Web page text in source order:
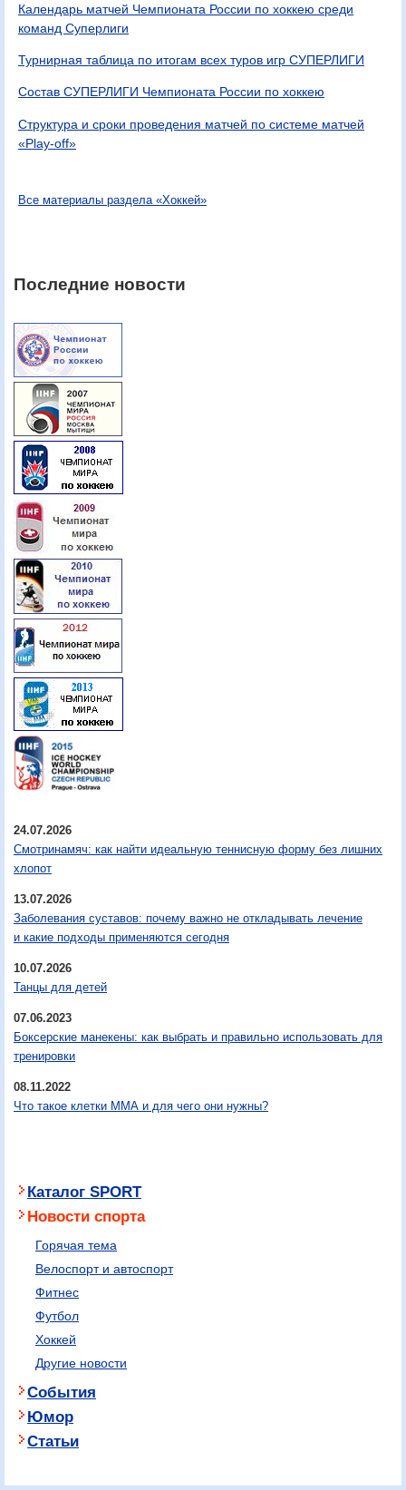
Календарь матчей Чемпионата России по хоккею среди
команд Суперлиги
Турнирная таблица по итогам всех туров игр СУПЕРЛИГИ
Состав СУПЕРЛИГИ Чемпионата России по хоккею
Структура и сроки проведения матчей по системе матчей
«Play-off»
Все материалы раздела «Хоккей»
Последние новости
24.07.2026
Смотринамяч: как найти идеальную теннисную форму без лишних
хлопот
13.07.2026
Заболевания суставов: почему важно не откладывать лечение
и какие подходы применяются сегодня
10.07.2026
Танцы для детей
07.06.2023
Боксерские манекены: как выбрать и правильно использовать для
тренировки
08.11.2022
Что такое клетки ММА и для чего они нужны?
Каталог SPORT
Новости спорта
Горячая тема
Велоспорт и автоспорт
Фитнес
Футбол
Хоккей
Другие новости
События
Юмор
Статьи